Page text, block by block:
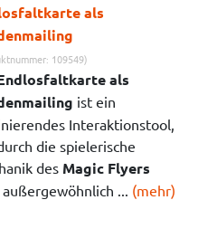
als
109549)
als
ist ein
Interaktionstool,
die spielerische
des Magic Flyers
... (mehr)